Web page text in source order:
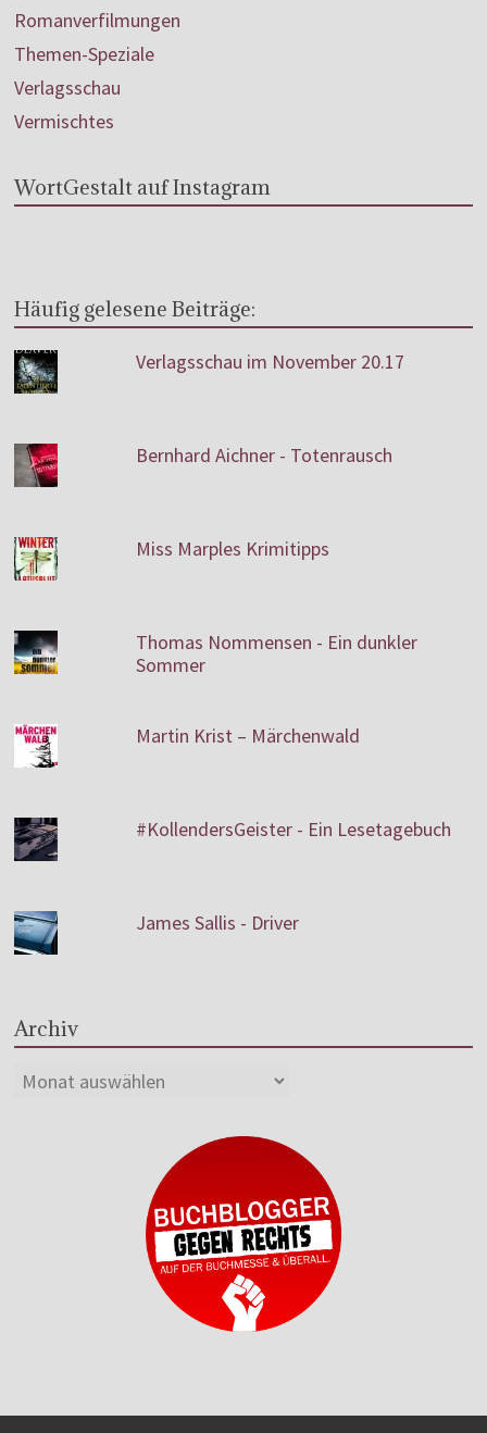
Romanverfilmungen
Themen-Speziale
Verlagsschau
Vermischtes
WortGestalt auf Instagram
Häufig gelesene Beiträge:
Verlagsschau im November 20.17
Bernhard Aichner - Totenrausch
Miss Marples Krimitipps
Thomas Nommensen - Ein dunkler
Sommer
Martin Krist – Märchenwald
#KollendersGeister - Ein Lesetagebuch
James Sallis - Driver
Archiv